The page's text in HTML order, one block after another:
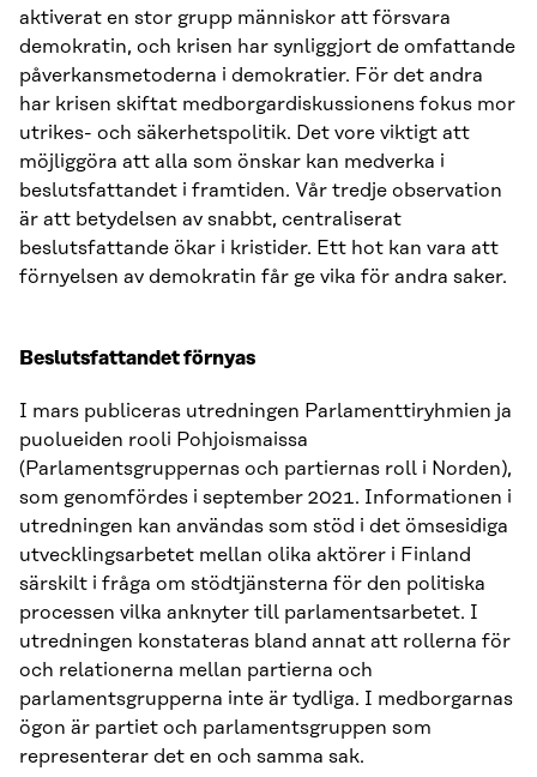
aktiverat en stor grupp människor att försvara
demokratin, och krisen har synliggjort de omfattande
påverkansmetoderna i demokratier. För det andra
har krisen skiftat medborgardiskussionens fokus mor
utrikes- och säkerhetspolitik. Det vore viktigt att
möjliggöra att alla som önskar kan medverka i
beslutsfattandet i framtiden. Vår tredje observation
är att betydelsen av snabbt, centraliserat
beslutsfattande ökar i kristider. Ett hot kan vara att
förnyelsen av demokratin får ge vika för andra saker.
Beslutsfattandet förnyas
I mars publiceras utredningen Parlamenttiryhmien ja
puolueiden rooli Pohjoismaissa
(Parlamentsgruppernas och partiernas roll i Norden),
som genomfördes i september 2021. Informationen i
utredningen kan användas som stöd i det ömsesidiga
utvecklingsarbetet mellan olika aktörer i Finland
särskilt i fråga om stödtjänsterna för den politiska
processen vilka anknyter till parlamentsarbetet. I
utredningen konstateras bland annat att rollerna för
och relationerna mellan partierna och
parlamentsgrupperna inte är tydliga. I medborgarnas
ögon är partiet och parlamentsgruppen som
representerar det en och samma sak.